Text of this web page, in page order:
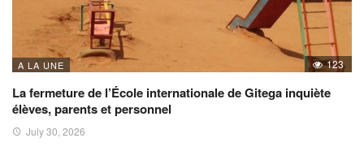
A LA UNE 123
La fermeture de l’École internationale de Gitega inquiète
élèves, parents et personnel
July 30, 2026